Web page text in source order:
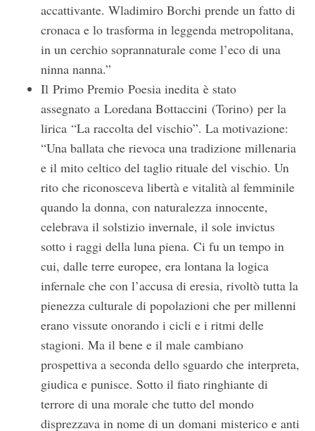
accattivante. Wladimiro Borchi prende un fatto di
cronaca e lo trasforma in leggenda metropolitana,
in un cerchio soprannaturale come l’eco di una
ninna nanna.”
Il Primo Premio Poesia inedita è stato
assegnato a Loredana Bottaccini (Torino) per la
lirica “La raccolta del vischio”. La motivazione:
“Una ballata che rievoca una tradizione millenaria
e il mito celtico del taglio rituale del vischio. Un
rito che riconosceva libertà e vitalità al femminile
quando la donna, con naturalezza innocente,
celebrava il solstizio invernale, il sole invictus
sotto i raggi della luna piena. Ci fu un tempo in
cui, dalle terre europee, era lontana la logica
infernale che con l’accusa di eresia, rivoltò tutta la
pienezza culturale di popolazioni che per millenni
erano vissute onorando i cicli e i ritmi delle
stagioni. Ma il bene e il male cambiano
prospettiva a seconda dello sguardo che interpreta,
giudica e punisce. Sotto il fiato ringhiante di
terrore di una morale che tutto del mondo
disprezzava in nome di un domani misterico e anti
S
e
a
r
h